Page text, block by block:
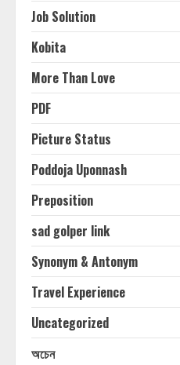
Job Solution
Kobita
More Than Love
PDF
Picture Status
Poddoja Uponnash
Preposition
sad golper link
Synonym & Antonym
Travel Experience
Uncategorized
অচেন